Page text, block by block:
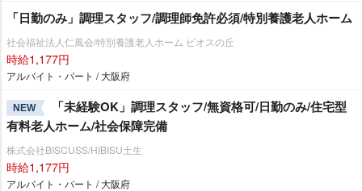
「日勤のみ」調理スタッフ/調理師免許必須/特別養護老人ホーム
社会福祉法人仁風会/特別養護老人ホーム ビオスの丘
時給1,177円
アルバイト・パート / 大阪府
NEW
「未経験OK」調理スタッフ/無資格可/日勤のみ/住宅型
有料老人ホーム/社会保障完備
株式会社BISCUSS/HIBISU土生
時給1,177円
アルバイト・パート / 大阪府